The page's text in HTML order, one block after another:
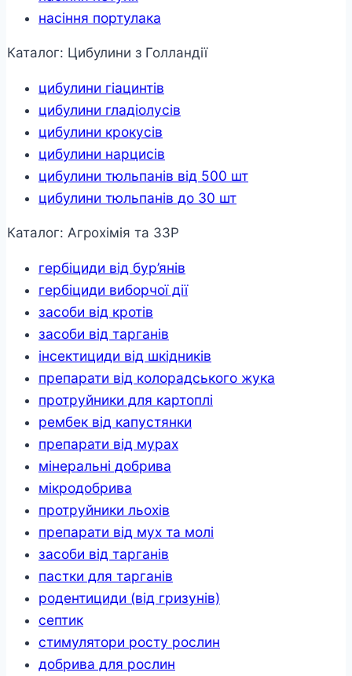
насіння портулака
Каталог: Цибулини з Голландії
цибулини гіацинтів
цибулини гладіолусів
цибулини крокусів
цибулини нарцисів
цибулини тюльпанів від 500 шт
цибулини тюльпанів до 30 шт
Каталог: Агрохімія та ЗЗР
гербіциди від бур’янів
гербіциди виборчої дії
засоби від кротів
засоби від тарганів
інсектициди від шкідників
препарати від колорадського жука
протруйники для картоплі
рембек від капустянки
препарати від мурах
мінеральні добрива
мікродобрива
протруйники льохів
препарати від мух та молі
засоби від тарганів
пастки для тарганів
родентициди (від гризунів)
септик
стимулятори росту рослин
добрива для рослин